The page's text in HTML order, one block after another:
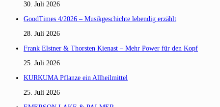
30. Juli 2026
GoodTimes 4/2026 – Musikgeschichte lebendig erzählt
28. Juli 2026
Frank Elstner & Thorsten Kienast – Mehr Power für den Kopf
25. Juli 2026
KURKUMA Pflanze ein Allheilmittel
25. Juli 2026